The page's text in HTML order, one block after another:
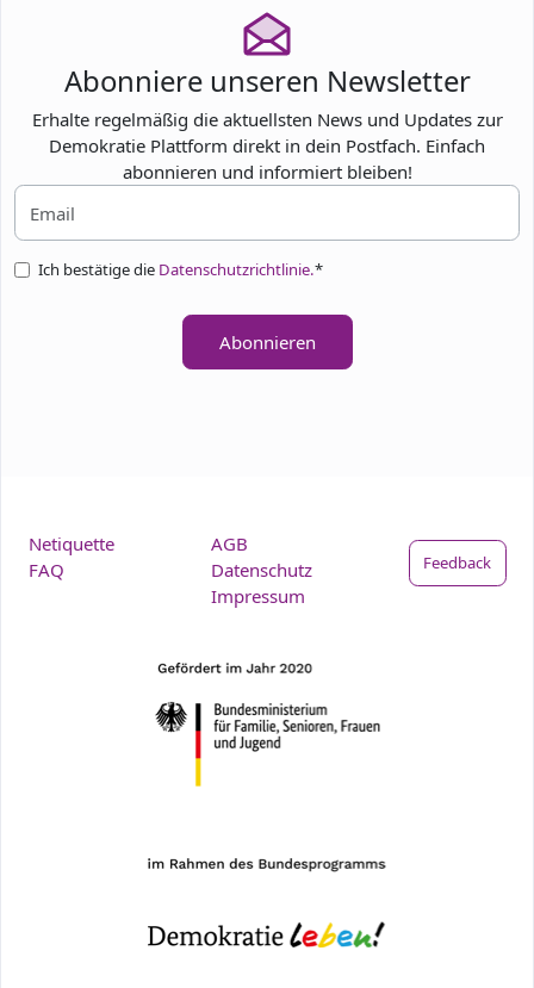
Abonniere unseren Newsletter
Erhalte regelmäßig die aktuellsten News und Updates zur
Demokratie Plattform direkt in dein Postfach. Einfach
abonnieren und informiert bleiben!
Ich bestätige die Datenschutzrichtlinie.*
Abonnieren
Netiquette
FAQ
AGB
Datenschutz
Impressum
Feedback